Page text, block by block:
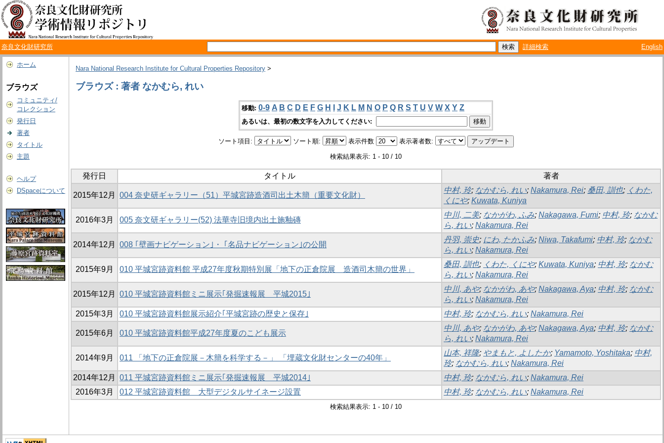
奈良文化財研究所 詳細検索 English
ホーム
ブラウズ
コミュニティ/
コレクション
発行日
著者
タイトル
主題
ヘルプ
DSpaceについて
Nara National Research Institute for Cultural Properties Repository >
ブラウズ : 著者 なかむら, れい
移動: 0-9 A B C D E F G H J K L M N O P Q R S T U V W X Y Z
あるいは、最初の数文字を入力してください:
ソート項目: ソート順: 表示件数 表示著者数:
検索結果表示: 1 - 10 / 10
発行日 タイトル 著者
2015年12月 004 奈史研ギャラリー（51）平城宮跡造酒司出土木簡（重要文化財）
中村, 玲; なかむら, れい; Nakamura, Rei; 桑田, 訓也; くわた,
くにや; Kuwata, Kuniya
2016年3月 005 奈文研ギャラリー(52) 法華寺旧境内出土施釉磚
中川, 二美; なかがわ, ふみ; Nakagawa, Fumi; 中村, 玲; なかむ
ら, れい; Nakamura, Rei
2014年12月 008 ｢壁画ナビゲーション｣・ ｢名品ナビゲーション｣の公開
丹羽, 崇史; にわ, たかふみ; Niwa, Takafumi; 中村, 玲; なかむ
ら, れい; Nakamura, Rei
2015年9月 010 平城宮跡資料館 平成27年度秋期特別展「地下の正倉院展 造酒司木簡の世界」
桑田, 訓也; くわた, くにや; Kuwata, Kuniya; 中村, 玲; なかむ
ら, れい; Nakamura, Rei
2015年12月 010 平城宮跡資料館ミニ展示｢発掘速報展 平城2015｣
中川, あや; なかがわ, あや; Nakagawa, Aya; 中村, 玲; なかむ
ら, れい; Nakamura, Rei
2015年3月
010 平城宮跡資料館展示紹介｢平城宮跡の歴史と保存｣ 中村, 玲; なかむら, れい; Nakamura, Rei
2015年6月 010 平城宮跡資料館平成27年度夏のこども展示
中川, あや; なかがわ, あや; Nakagawa, Aya; 中村, 玲; なかむ
ら, れい; Nakamura, Rei
2014年9月 011 「地下の正倉院展－木簡を科学する－」 「埋蔵文化財センターの40年」
山本, 祥隆; やまもと, よしたか; Yamamoto, Yoshitaka; 中村,
玲; なかむら, れい; Nakamura, Rei
2014年12月
011 平城宮跡資料館ミニ展示｢発掘速報展 平城2014｣ 中村, 玲; なかむら, れい; Nakamura, Rei
2016年3月
012 平城宮跡資料館 大型デジタルサイネージ設置 中村, 玲; なかむら, れい; Nakamura, Rei
検索結果表示: 1 - 10 / 10